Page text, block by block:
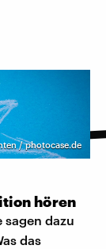
/ photocase.de
hören
dazu
das